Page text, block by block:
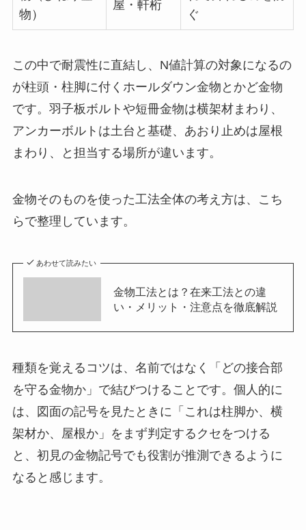
物）
屋・軒桁
ぐ
この中で耐震性に直結し、N値計算の対象になるの
が柱頭・柱脚に付くホールダウン金物とかど金物
です。羽子板ボルトや短冊金物は横架材まわり、
アンカーボルトは土台と基礎、あおり止めは屋根
まわり、と担当する場所が違います。
金物そのものを使った工法全体の考え方は、こち
らで整理しています。
あわせて読みたい
金物工法とは？在来工法との違
い・メリット・注意点を徹底解説
種類を覚えるコツは、名前ではなく「どの接合部
を守る金物か」で結びつけることです。個人的に
は、図面の記号を見たときに「これは柱脚か、横
架材か、屋根か」をまず判定するクセをつける
と、初見の金物記号でも役割が推測できるように
なると感じます。